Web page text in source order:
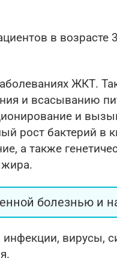
в возрасте
ЖКТ.
и всасыванию
и
рост бактерий в
а также
болезнью и
вирусы,